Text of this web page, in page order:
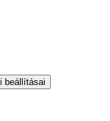
beállításai